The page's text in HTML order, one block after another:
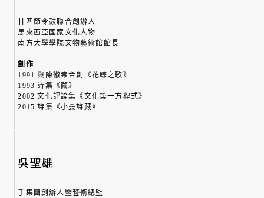
廿四節令鼓聯合創辦人
馬來西亞國家文化人物
南方大學學院文物藝術館館長
創作
1991 與陳徽崇合創《花踪之歌》
1993 詩集《繭》
2002 文化評論集《文化第一方程式》
2015 詩集《小曼詩藏》
吳聖雄
手集團創辦人暨藝術總監